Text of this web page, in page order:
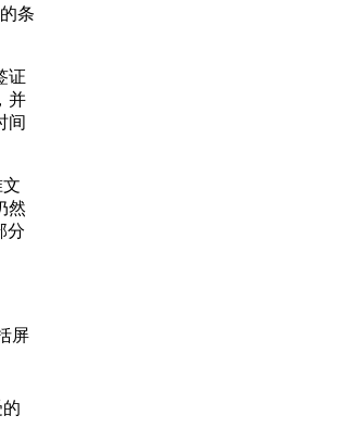
条
证
并
间
然
分
屏